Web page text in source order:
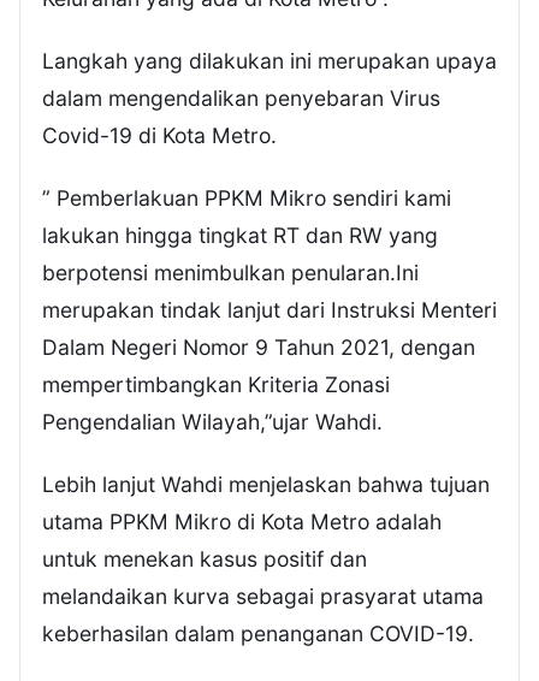
Langkah yang dilakukan ini merupakan upaya
dalam mengendalikan penyebaran Virus
Covid-19 di Kota Metro.
” Pemberlakuan PPKM Mikro sendiri kami
lakukan hingga tingkat RT dan RW yang
berpotensi menimbulkan penularan.Ini
merupakan tindak lanjut dari Instruksi Menteri
Dalam Negeri Nomor 9 Tahun 2021, dengan
mempertimbangkan Kriteria Zonasi
Pengendalian Wilayah,”ujar Wahdi.
Lebih lanjut Wahdi menjelaskan bahwa tujuan
utama PPKM Mikro di Kota Metro adalah
untuk menekan kasus positif dan
melandaikan kurva sebagai prasyarat utama
keberhasilan dalam penanganan COVID-19.